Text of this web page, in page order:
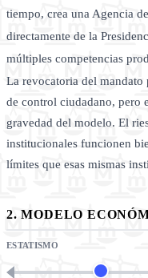
tiempo, crea una Agencia
directamente de la
múltiples competencias
La revocatoria del mandato
de control ciudadano, pero
gravedad del modelo. El
institucionales funcionen
límites que esas mismas
2. MODELO
ESTATISMO